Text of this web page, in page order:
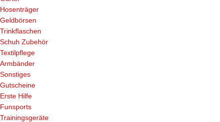
Hosenträger
Geldbörsen
Trinkflaschen
Schuh Zubehör
Textilpflege
Armbänder
Sonstiges
Gutscheine
Erste Hilfe
Funsports
Trainingsgeräte